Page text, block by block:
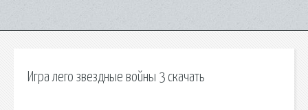
Игра лего звездные войны 3 скачать